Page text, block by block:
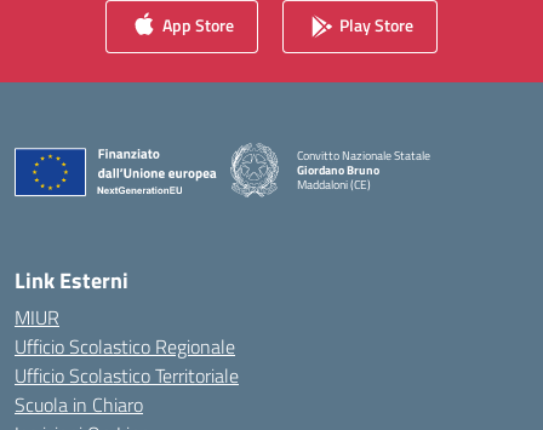
App Store Play Store
Convitto Nazionale Statale
Giordano Bruno
Maddaloni (CE)
Link Esterni
MIUR
Ufficio Scolastico Regionale
Ufficio Scolastico Territoriale
Scuola in Chiaro